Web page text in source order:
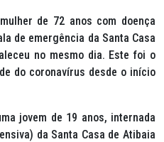
de 72 anos com doença
de emergência da Santa Casa
no mesmo dia. Este foi o
do coronavírus desde o início
jovem de 19 anos, internada
da Santa Casa de Atibaia